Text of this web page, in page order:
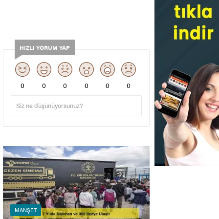
HIZLI YORUM YAP
0 0 0 0 0 0
MANŞET